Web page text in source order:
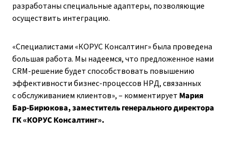
разработаны специальные адаптеры, позволяющие
осуществить интеграцию.
«Специалистами «КОРУС Консалтинг» была проведена
большая работа. Мы надеемся, что предложенное нами
CRM-решение будет способствовать повышению
эффективности бизнес-процессов НРД, связанных
с обслуживанием клиентов», – комментирует Мария
Бар-Бирюкова, заместитель генерального директора
ГК «КОРУС Консалтинг».